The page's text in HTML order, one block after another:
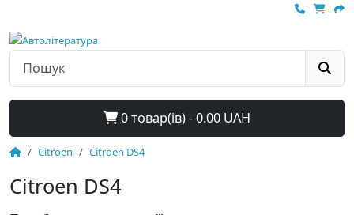
0 товар(ів) - 0.00 UAH
Citroen Citroen DS4
Citroen DS4